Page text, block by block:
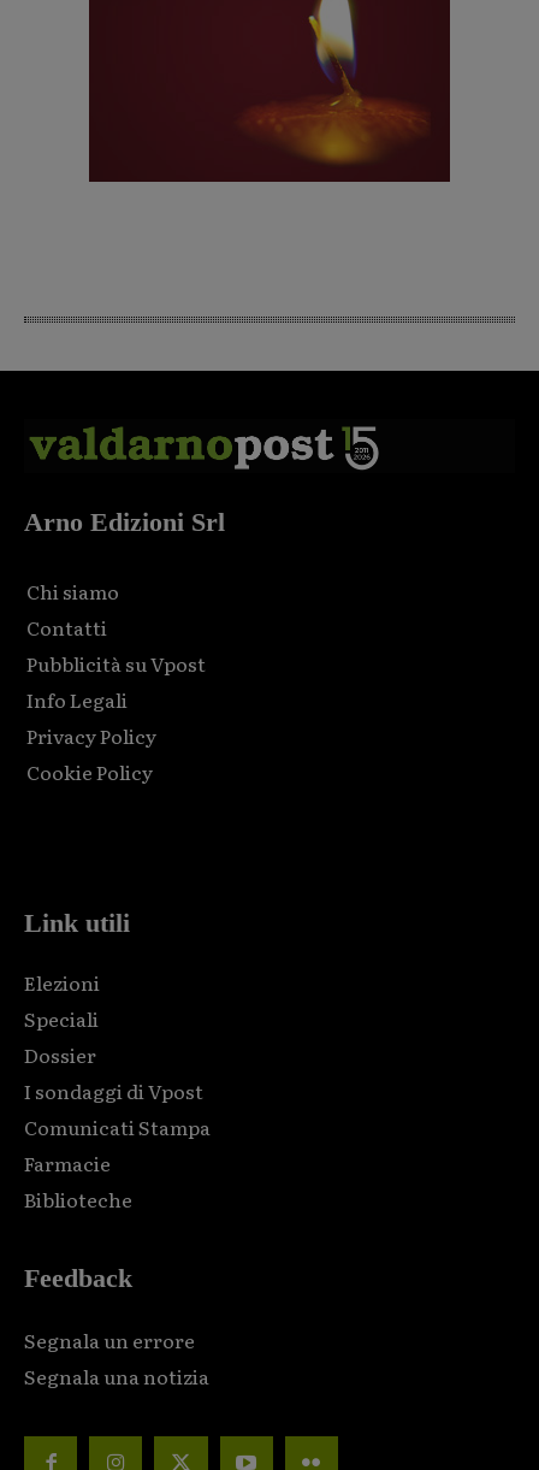
Arno Edizioni Srl
Chi siamo
Contatti
Pubblicità su Vpost
Info Legali
Privacy Policy
Cookie Policy
Link utili
Elezioni
Speciali
Dossier
I sondaggi di Vpost
Comunicati Stampa
Farmacie
Biblioteche
Feedback
Segnala un errore
Segnala una notizia